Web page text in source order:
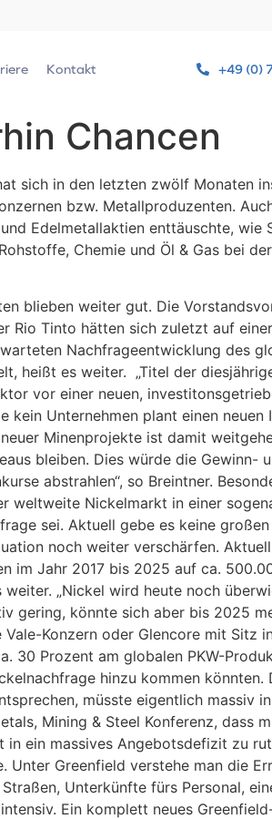
Kontakt +49 (0)
Chancen
sich in den letzten zwölf Monaten
bzw. Metallproduzenten.
Edelmetallaktien enttäuschte,
Chemie und Öl & Gas bei
blieben weiter gut. Die
Rio Tinto hätten sich zuletzt auf
Nachfrageentwicklung des
heißt es weiter. „Titel der
vor einer neuen,
Unternehmen plant einen
Minenprojekte ist damit
bleiben. Dies würde die Gewinn-
abstrahlen“, so Breintner.
Nickelmarkt in einer
sei. Aktuell gebe es keine
noch weiter verschärfen.
Jahr 2017 bis 2025 auf ca.
„Nickel wird heute noch
gering, könnte sich aber bis 2025
Konzern oder Glencore mit Sitz
30 Prozent am globalen PKW-
hinzu kommen könnten.
müsste eigentlich massiv
Mining & Steel Konferenz, dass
ein massives Angebotsdefizit zu
Greenfield verstehe man die
Unterkünfte fürs Personal,
Ein komplett neues